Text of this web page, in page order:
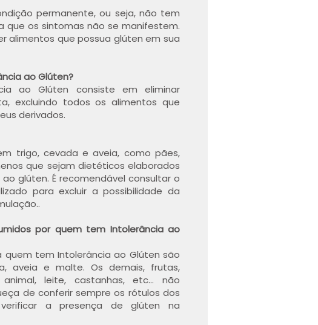
permanente, ou seja, não tem
que os sintomas não se manifestem.
alimentos que possua glúten em sua
ao Glúten?
ao Glúten consiste em eliminar
excluindo todos os alimentos que
derivados.
trigo, cevada e aveia, como pães,
que sejam dietéticos elaborados
glúten. É recomendável consultar o
para excluir a possibilidade da
por quem tem Intolerância ao
quem tem Intolerância ao Glúten são
aveia e malte. Os demais, frutas,
animal, leite, castanhas, etc… não
de conferir sempre os rótulos dos
verificar a presença de glúten na